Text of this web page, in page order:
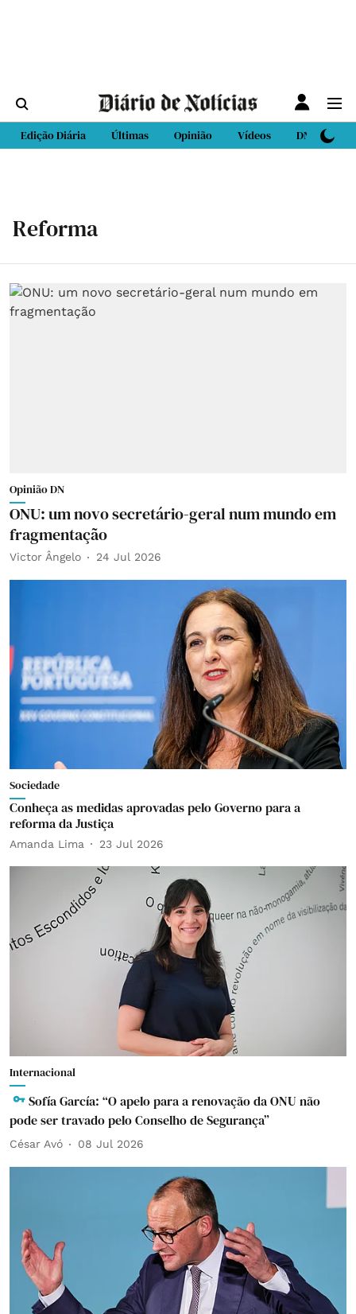
Edição Diária Últimas Opinião Vídeos DN Sport
Reforma
Opinião DN
ONU: um novo secretário-geral num mundo em
fragmentação
Victor Ângelo 24 Jul 2026
Sociedade
Conheça as medidas aprovadas pelo Governo para a
reforma da Justiça
Amanda Lima 23 Jul 2026
Internacional
Sofía García: “O apelo para a renovação da ONU não
pode ser travado pelo Conselho de Segurança”
César Avó 08 Jul 2026